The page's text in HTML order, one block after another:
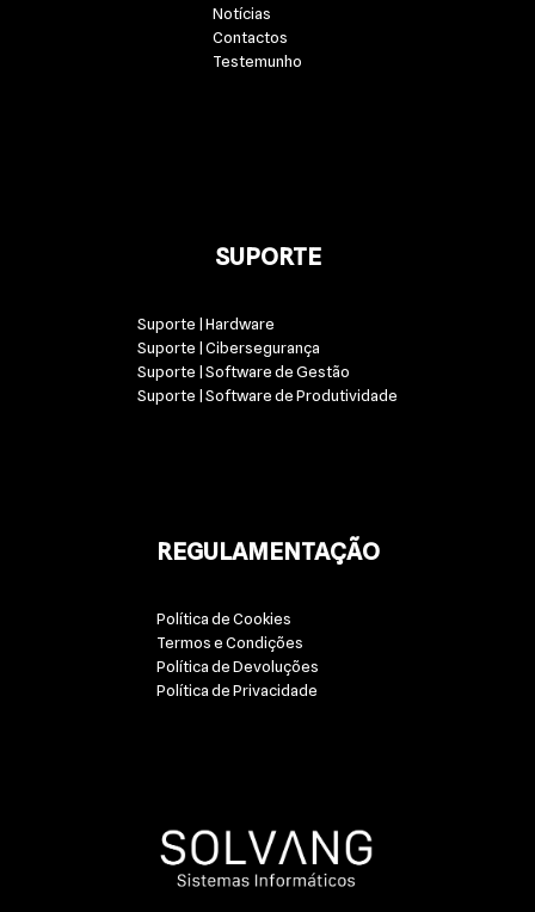
Notícias
Contactos
Testemunho
SUPORTE
Suporte | Hardware
Suporte | Cibersegurança
Suporte | Software de Gestão
Suporte | Software de Produtividade
REGULAMENTAÇÃO
Política de Cookies
Termos e Condições
Política de Devoluções
Política de Privacidade